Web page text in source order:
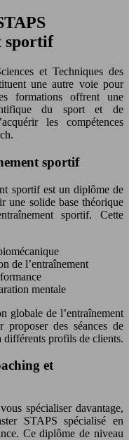
sportif
et Techniques des
une autre voie pour
formations offrent une
du sport et de
les compétences
sportif
sportif est un diplôme de
une solide base théorique
sportif. Cette
de l’entraînement
mentale
globale de l’entraînement
des séances de
différents profils de clients.
et
spécialiser davantage,
STAPS spécialisé en
Ce diplôme de niveau